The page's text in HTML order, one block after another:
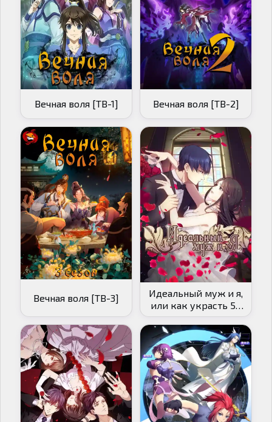
Вечная воля [ТВ-1] Вечная воля [ТВ-2]
Вечная воля [ТВ-3]
Идеальный муж и я,
или как украсть 55
поцелуев [ТВ-1]